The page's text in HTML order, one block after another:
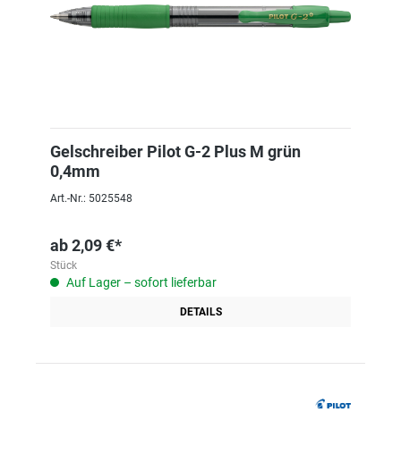
Gelschreiber Pilot G-2 Plus M grün
0,4mm
Art.-Nr.: 5025548
ab2,09 €*
Stück
Auf Lager – sofort lieferbar
DETAILS